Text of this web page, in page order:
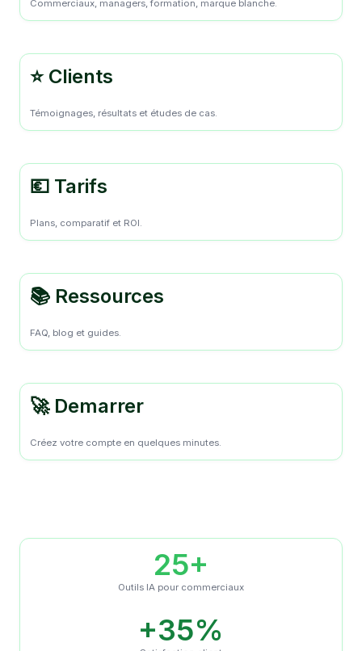
Commerciaux, managers, formation, marque blanche.
⭐ Clients
Témoignages, résultats et études de cas.
💶 Tarifs
Plans, comparatif et ROI.
📚 Ressources
FAQ, blog et guides.
🚀 Demarrer
Créez votre compte en quelques minutes.
25+
Outils IA pour commerciaux
+35%